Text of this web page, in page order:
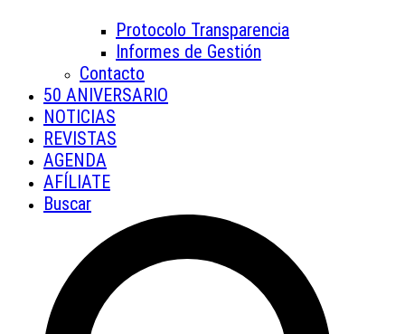
Protocolo Transparencia
Informes de Gestión
Contacto
50 ANIVERSARIO
NOTICIAS
REVISTAS
AGENDA
AFÍLIATE
Buscar